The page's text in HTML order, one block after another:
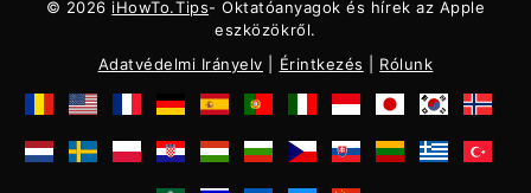
© 2026 iHowTo.Tips- Oktatóanyagok és hírek az Apple
eszközökről.
Adatvédelmi Irányelv
Érintkezés Rólunk